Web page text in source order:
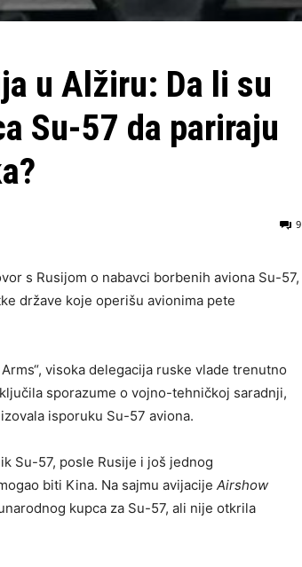
u Alžiru: Da li su
Su-57 da pariraju
9
s Rusijom o nabavci borbenih aviona Su-57,
države koje operišu avionima pete
visoka delegacija ruske vlade trenutno
sporazume o vojno-tehničkoj saradnji,
isporuku Su-57 aviona.
Su-57, posle Rusije i još jednog
biti Kina. Na sajmu avijacije Airshow
kupca za Su-57, ali nije otkrila